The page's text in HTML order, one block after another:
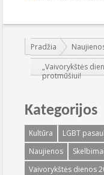
Jūs esate čia:
Pradžia
„Vaivorykštės
protmūšiui!
Kategorijos
Kultūra LGBT
Naujienos
Skelbimai
Vaivorykštės dienos